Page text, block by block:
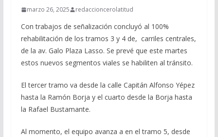
marzo 26, 2025 redaccioncerolatitud
Con trabajos de señalización concluyó al 100%
rehabilitación de los tramos 3 y 4 de, carriles centrales,
de la av. Galo Plaza Lasso. Se prevé que este martes
estos nuevos segmentos viales se habiliten al tránsito.
El tercer tramo va desde la calle Capitán Alfonso Yépez
hasta la Ramón Borja y el cuarto desde la Borja hasta
la Rafael Bustamante.
Al momento, el equipo avanza a en el tramo 5, desde